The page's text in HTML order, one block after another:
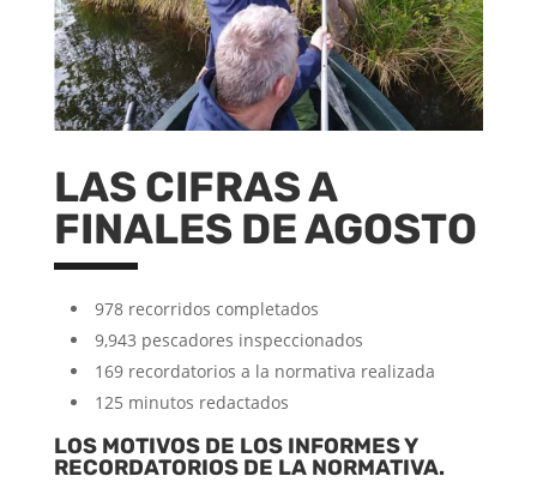
LAS CIFRAS A
FINALES DE AGOSTO
978 recorridos completados
9,943 pescadores inspeccionados
169 recordatorios a la normativa realizada
125 minutos redactados
LOS MOTIVOS DE LOS INFORMES Y
RECORDATORIOS DE LA NORMATIVA.